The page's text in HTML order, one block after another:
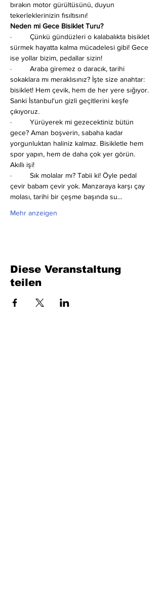
bırakın motor gürültüsünü, duyun
tekerleklerinizin fısıltısını!
Neden mi Gece Bisiklet Turu?
·         Çünkü gündüzleri o kalabalıkta bisiklet
sürmek hayatta kalma mücadelesi gibi! Gece
ise yollar bizim, pedallar sizin!
·         Araba giremez o daracık, tarihi
sokaklara mı meraklısınız? İşte size anahtar:
bisiklet! Hem çevik, hem de her yere sığıyor.
Sanki İstanbul'un gizli geçitlerini keşfe
çıkıyoruz.
·         Yürüyerek mi gezecektiniz bütün
gece? Aman boşverin, sabaha kadar
yorgunluktan haliniz kalmaz. Bisikletle hem
spor yapın, hem de daha çok yer görün.
Akıllı işi!
·         Sık molalar mı? Tabii ki! Öyle pedal
çevir babam çevir yok. Manzaraya karşı çay
molası, tarihi bir çeşme başında su…
Mehr anzeigen
Diese Veranstaltung
teilen